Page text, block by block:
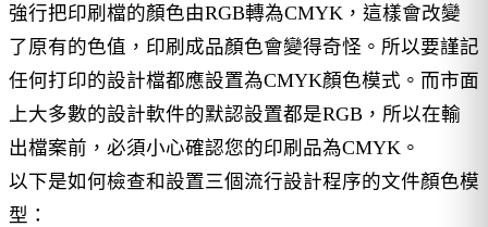
強行把印刷檔的顏色由RGB轉為CMYK，這樣會改變
了原有的色值，印刷成品顏色會變得奇怪。所以要謹記
任何打印的設計檔都應設置為CMYK顏色模式。而市面
上大多數的設計軟件的默認設置都是RGB，所以在輸
出檔案前，必須小心確認您的印刷品為CMYK。
以下是如何檢查和設置三個流行設計程序的文件顏色模
型：